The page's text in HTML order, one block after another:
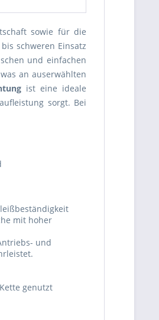
sowie für die
schweren Einsatz
und einfachen
an auserwählten
ist eine ideale
sorgt. Bei
mit hoher
und
genutzt